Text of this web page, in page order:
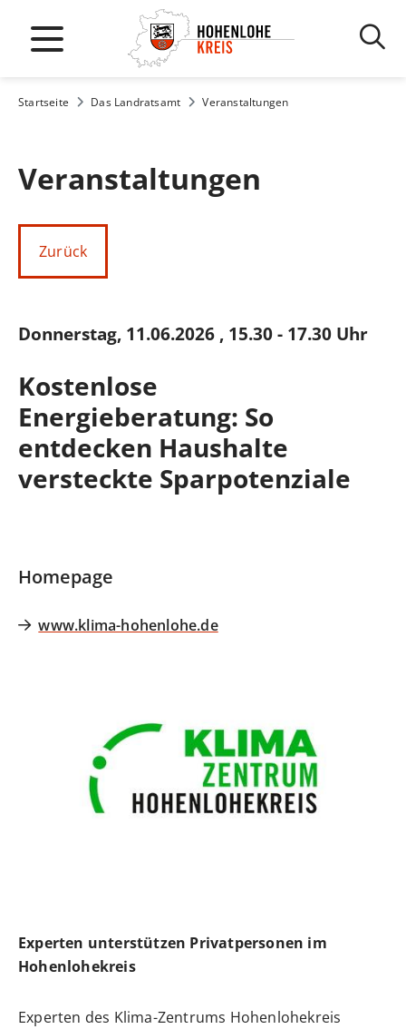
Startseite Das Landratsamt Veranstaltungen
Veranstaltungen
Zurück
Donnerstag, 11.06.2026 , 15.30 - 17.30 Uhr
Kostenlose
Energieberatung: So
entdecken Haushalte
versteckte Sparpotenziale
Homepage
www.klima-hohenlohe.de
Experten unterstützen Privatpersonen im
Hohenlohekreis
Experten des Klima-Zentrums Hohenlohekreis